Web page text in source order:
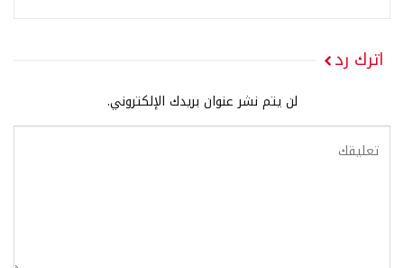
اترك رد
لن يتم نشر عنوان بريدك الإلكتروني.